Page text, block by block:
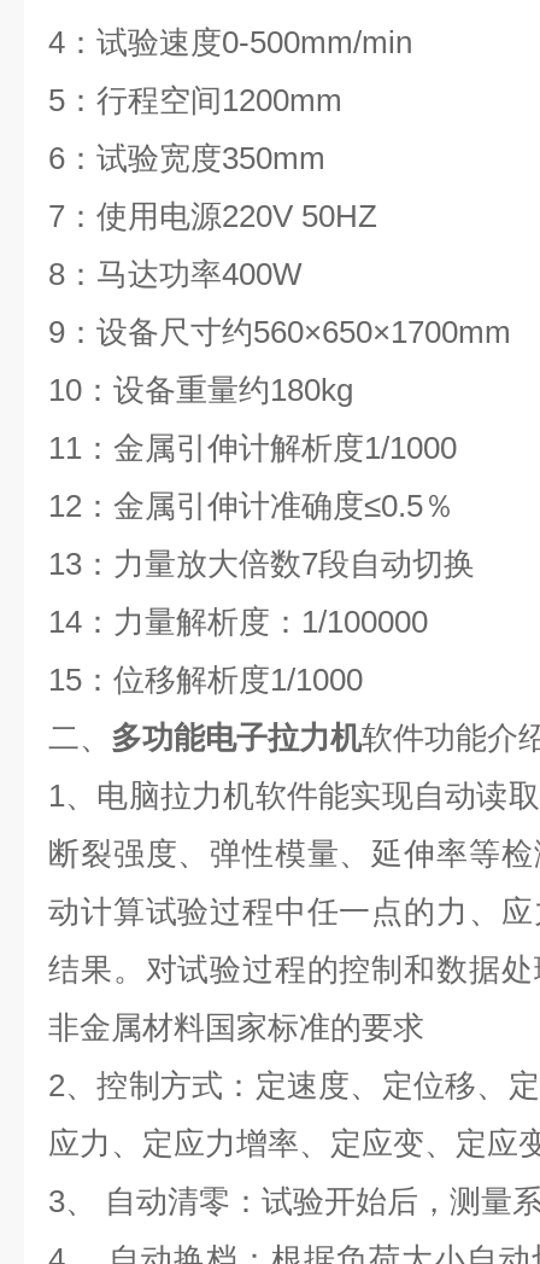
4：试验速度0-500mm/min
5：行程空间1200mm
6：试验宽度350mm
7：使用电源220V 50HZ
8：马达功率400W
9：设备尺寸约560×650×1700mm
10：设备重量约180kg
11：金属引伸计解析度1/1000
12：金属引伸计准确度≤0.5％
13：力量放大倍数7段自动切换
14：力量解析度：1/100000
15：位移解析度1/1000
二、 多功能电子拉力机软件功能介
1、电脑拉力机软件能实现自动读
断裂强度、弹性模量、延伸率等
动计算试验过程中任一点的力、
结果。对试验过程的控制和数据
非金属材料国家标准的要求
2、控制方式：定速度、定位移、
应力、定应力增率、定应变、定应
3、 自动清零：试验开始后，测量